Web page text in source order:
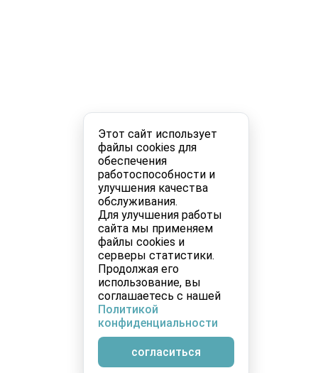
Этот сайт использует
файлы cookies для
обеспечения
работоспособности и
улучшения качества
обслуживания.
Для улучшения работы
сайта мы применяем
файлы cookies и
серверы статистики.
Продолжая его
использование, вы
соглашаетесь с нашей
Политикой
конфиденциальности
согласиться